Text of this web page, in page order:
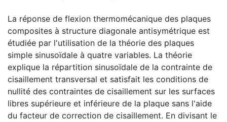
La réponse de flexion thermomécanique des plaques
composites à structure diagonale antisymétrique est
étudiée par l'utilisation de la théorie des plaques
simple sinusoïdale à quatre variables. La théorie
explique la répartition sinusoïdale de la contrainte de
cisaillement transversal et satisfait les conditions de
nullité des contraintes de cisaillement sur les surfaces
libres supérieure et inférieure de la plaque sans l'aide
du facteur de correction de cisaillement. En divisant le